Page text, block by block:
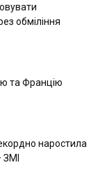
обміління
та Францію
наростила